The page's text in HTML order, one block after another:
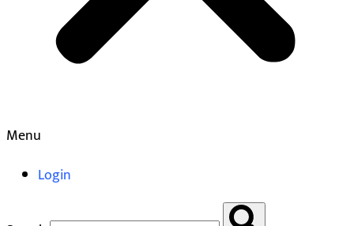
Menu
Login